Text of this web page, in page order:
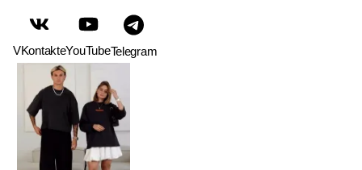
VKontakteYouTubeTelegram